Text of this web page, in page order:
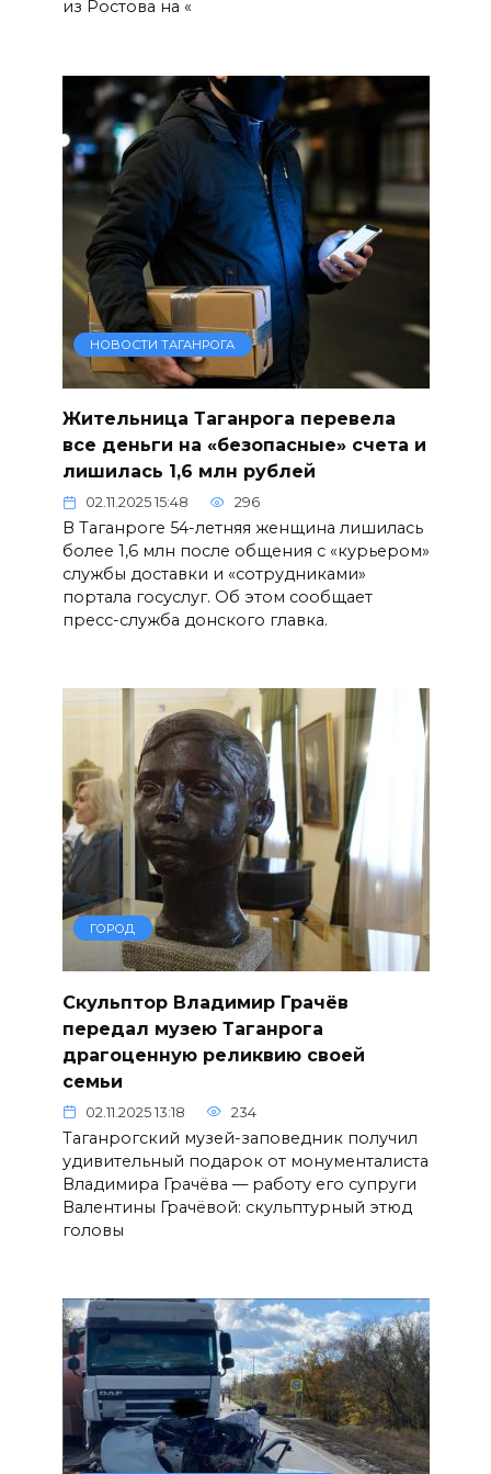
из Ростова на «
НОВОСТИ ТАГАНРОГА
Жительница Таганрога перевела
все деньги на «безопасные» счета и
лишилась 1,6 млн рублей
02.11.2025 15:48 296
В Таганроге 54-летняя женщина лишилась
более 1,6 млн после общения с «курьером»
службы доставки и «сотрудниками»
портала госуслуг. Об этом сообщает
пресс-служба донского главка.
ГОРОД
Скульптор Владимир Грачёв
передал музею Таганрога
драгоценную реликвию своей
семьи
02.11.2025 13:18 234
Таганрогский музей-заповедник получил
удивительный подарок от монументалиста
Владимира Грачёва — работу его супруги
Валентины Грачёвой: скульптурный этюд
головы